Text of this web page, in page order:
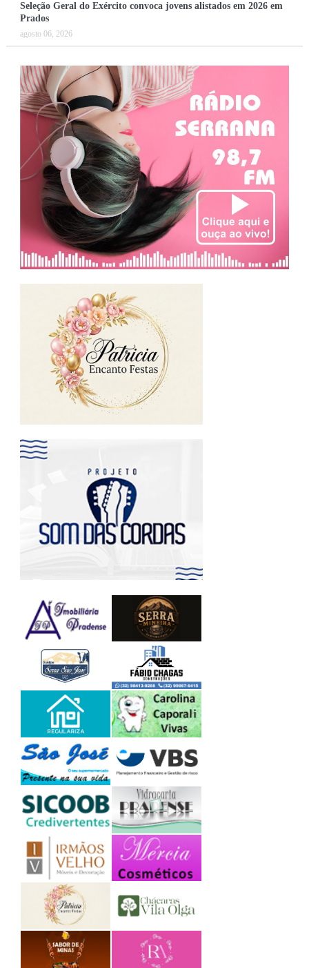
Seleção Geral do Exército convoca jovens alistados em 2026 em
Prados
agosto 06, 2026